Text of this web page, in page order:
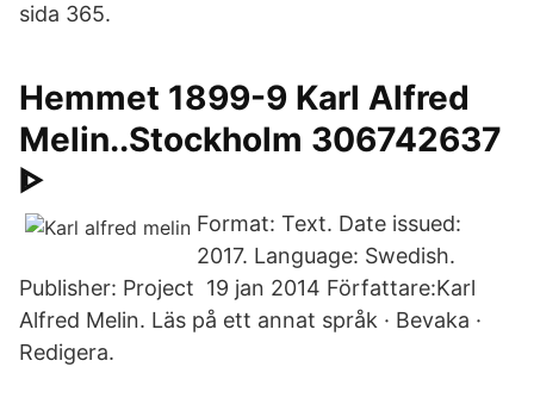
sida 365.
Hemmet 1899-9 Karl Alfred
Melin..Stockholm 306742637
ᐈ
Format: Text. Date issued:
2017. Language: Swedish.
Publisher: Project 19 jan 2014 Författare:Karl
Alfred Melin. Läs på ett annat språk · Bevaka ·
Redigera.